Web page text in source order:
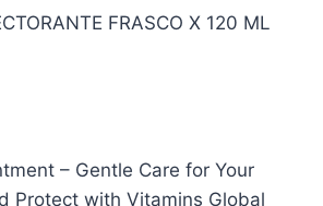
$39.96